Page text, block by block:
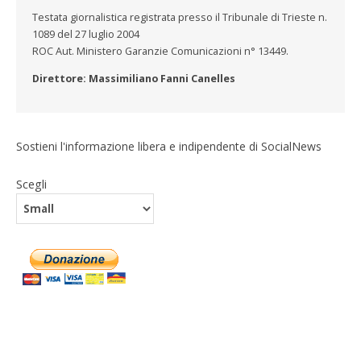
Testata giornalistica registrata presso il Tribunale di Trieste n.
1089 del 27 luglio 2004
ROC Aut. Ministero Garanzie Comunicazioni n° 13449.
Direttore: Massimiliano Fanni Canelles
Sostieni l'informazione libera e indipendente di SocialNews
Scegli